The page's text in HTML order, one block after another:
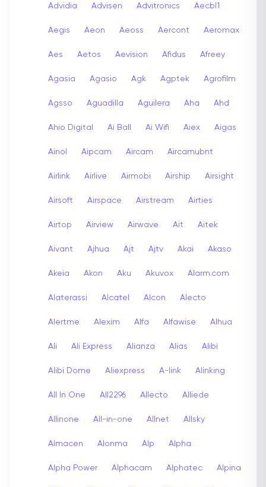
Advidia Advisen Advitronics Aecbl1
Aegis Aeon Aeoss Aercont Aeromax
Aes Aetos Aevision Afidus Afreey
Agasia Agasio Agk Agptek Agrofilm
Agsso Aguadilla Aguilera Aha Ahd
Ahio Digital Ai Ball Ai Wifi Aiex Aigas
Ainol Aipcam Aircam Aircamubnt
Airlink Airlive Airmobi Airship Airsight
Airsoft Airspace Airstream Airties
Airtop Airview Airwave Ait Aitek
Aivant Ajhua Ajt Ajtv Akai Akaso
Akeia Akon Aku Akuvox Alarm.com
Alaterassi Alcatel Alcon Alecto
Alertme Alexim Alfa Alfawise Alhua
Ali Ali Express Alianza Alias Alibi
Alibi Dome Aliexpress A-link Alinking
All In One All2296 Allecto Alliede
Allinone All-in-one Allnet Allsky
Almacen Alonma Alp Alpha
Alpha Power Alphacam Alphatec Alpina